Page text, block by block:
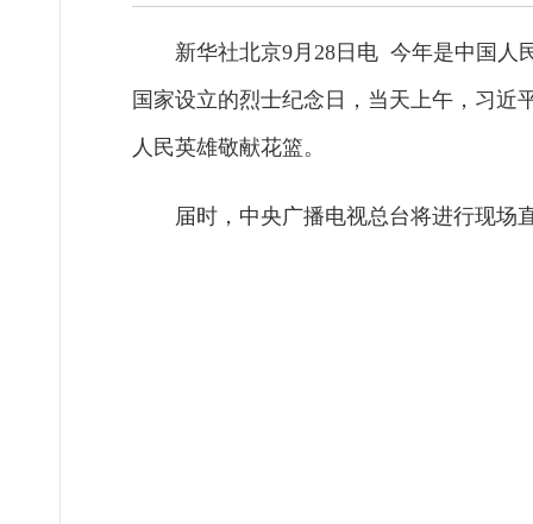
新华社北京9月28日电 今年是中国人
国家设立的烈士纪念日，当天上午，习近
人民英雄敬献花篮。
届时，中央广播电视总台将进行现场